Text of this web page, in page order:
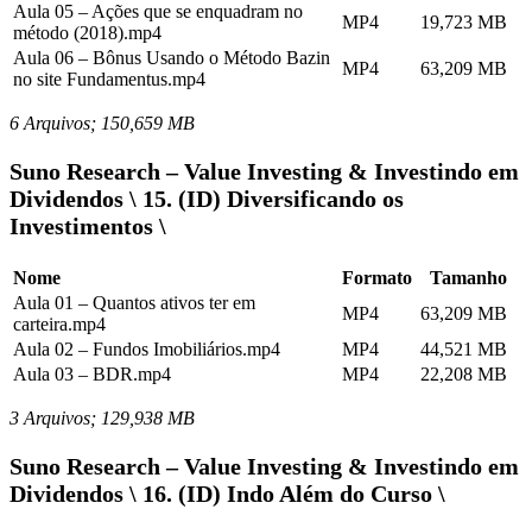
Aula 05 – Ações que se enquadram no
método (2018).mp4
MP4
19,723 MB
Aula 06 – Bônus Usando o Método Bazin
no site Fundamentus.mp4
MP4 63,209 MB
6 Arquivos; 150,659 MB
Suno Research – Value Investing & Investindo em
Dividendos \ 15. (ID) Diversificando os
Investimentos \
Nome Formato
Tamanho
Aula 01 – Quantos ativos ter em
carteira.mp4
MP4
63,209 MB
Aula 02 – Fundos Imobiliários.mp4
MP4
44,521 MB
Aula 03 – BDR.mp4
MP4 22,208 MB
3 Arquivos; 129,938 MB
Suno Research – Value Investing & Investindo em
Dividendos \ 16. (ID) Indo Além do Curso \